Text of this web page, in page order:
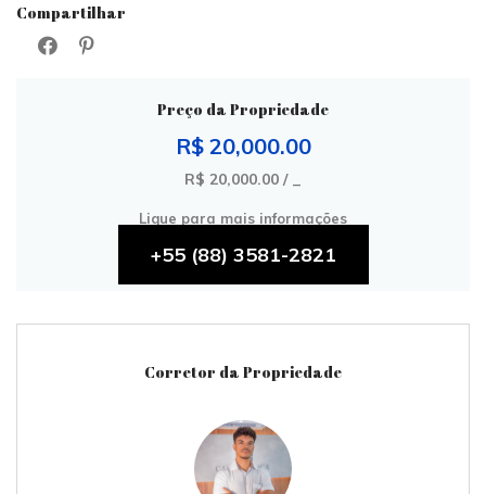
Compartilhar
Preço da Propriedade
R$ 20,000.00
R$ 20,000.00 / _
Ligue para mais informações
+55 (88) 3581-2821
Corretor da Propriedade